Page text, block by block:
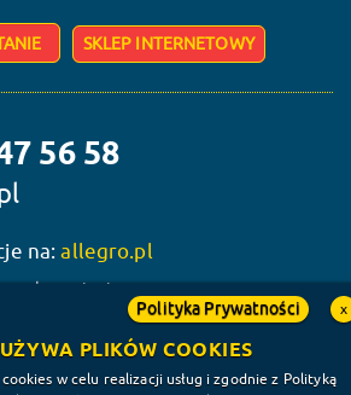
SKLEP INTERNETOWY
56 58
na:allegro.pl
w sieci:
PLIKÓW COOKIES
w celu realizacji usług i zgodnie z Polityką
Polityka Prywatności x